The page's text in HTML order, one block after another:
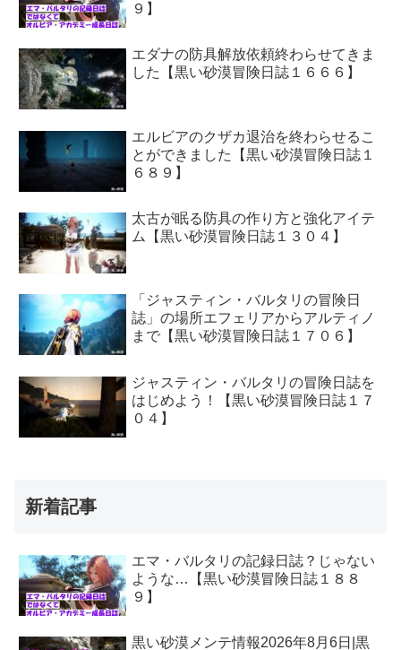
９】
エダナの防具解放依頼終わらせてきま
した【黒い砂漠冒険日誌１６６６】
エルビアのクザカ退治を終わらせるこ
とができました【黒い砂漠冒険日誌１
６８９】
太古が眠る防具の作り方と強化アイテ
ム【黒い砂漠冒険日誌１３０４】
「ジャスティン・バルタリの冒険日
誌」の場所エフェリアからアルティノ
まで【黒い砂漠冒険日誌１７０６】
ジャスティン・バルタリの冒険日誌を
はじめよう！【黒い砂漠冒険日誌１７
０４】
新着記事
エマ・バルタリの記録日誌？じゃない
ような…【黒い砂漠冒険日誌１８８
９】
黒い砂漠メンテ情報2026年8月6日|黒